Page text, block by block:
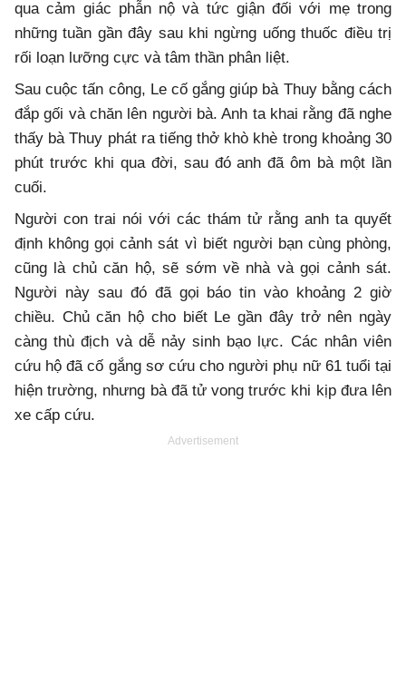
qua cảm giác phẫn nộ và tức giận đối với mẹ trong
những tuần gần đây sau khi ngừng uống thuốc điều trị
rối loạn lưỡng cực và tâm thần phân liệt.
Sau cuộc tấn công, Le cố gắng giúp bà Thuy bằng cách
đắp gối và chăn lên người bà. Anh ta khai rằng đã nghe
thấy bà Thuy phát ra tiếng thở khò khè trong khoảng 30
phút trước khi qua đời, sau đó anh đã ôm bà một lần
cuối.
Người con trai nói với các thám tử rằng anh ta quyết
định không gọi cảnh sát vì biết người bạn cùng phòng,
cũng là chủ căn hộ, sẽ sớm về nhà và gọi cảnh sát.
Người này sau đó đã gọi báo tin vào khoảng 2 giờ
chiều. Chủ căn hộ cho biết Le gần đây trở nên ngày
càng thù địch và dễ nảy sinh bạo lực. Các nhân viên
cứu hộ đã cố gắng sơ cứu cho người phụ nữ 61 tuổi tại
hiện trường, nhưng bà đã tử vong trước khi kịp đưa lên
xe cấp cứu.
Advertisement